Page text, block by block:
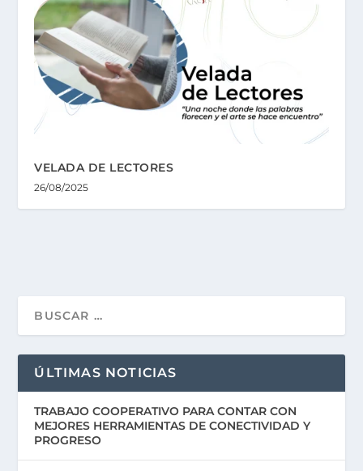
VELADA DE LECTORES
26/08/2025
ÚLTIMAS NOTICIAS
TRABAJO COOPERATIVO PARA CONTAR CON
MEJORES HERRAMIENTAS DE CONECTIVIDAD Y
PROGRESO